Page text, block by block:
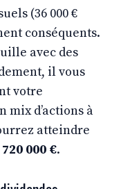
(36 000 €
conséquents.
avec des
il vous
votre
mix d’actions à
atteindre
000 €.